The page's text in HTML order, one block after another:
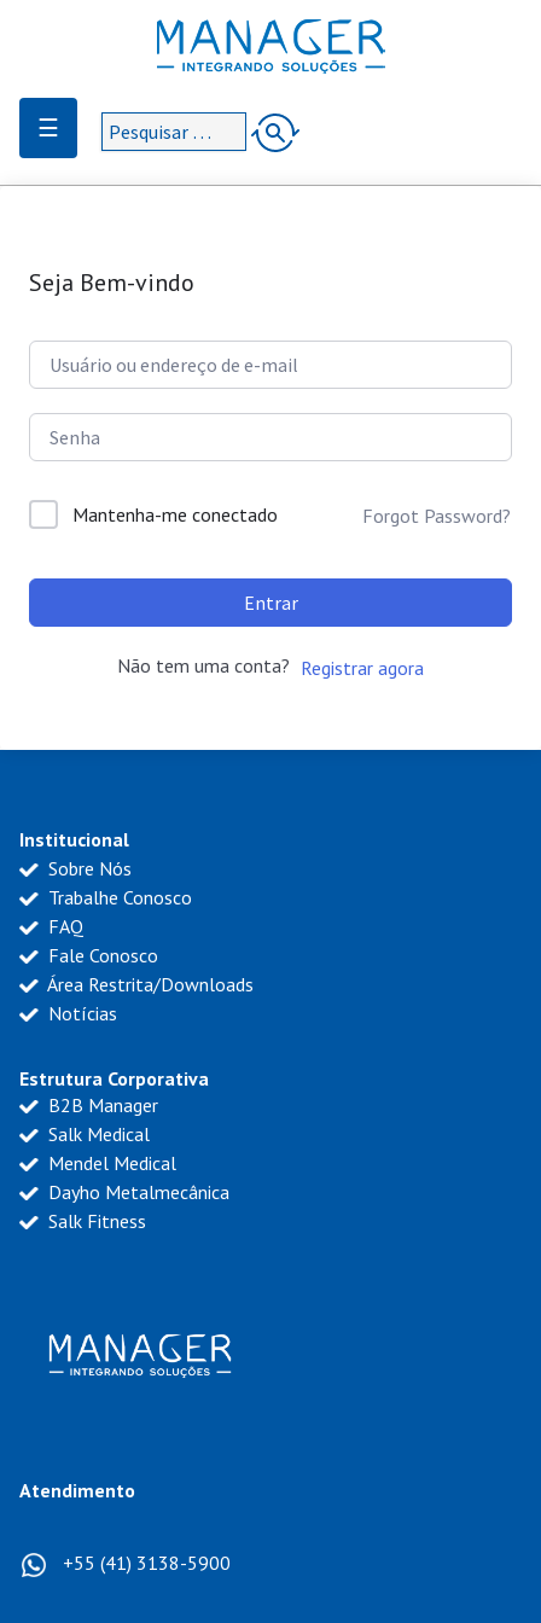
☰
Seja Bem-vindo
Mantenha-me conectado Forgot Password?
Entrar
Não tem uma conta? Registrar agora
Institucional
Sobre Nós
Trabalhe Conosco
FAQ
Fale Conosco
Área Restrita/Downloads
Notícias
Estrutura Corporativa
B2B Manager
Salk Medical
Mendel Medical
Dayho Metalmecânica
Salk Fitness
Atendimento
+55 (41) 3138-5900